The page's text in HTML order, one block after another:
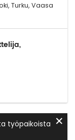
Turku, Vaasa
työpaikoista ✕